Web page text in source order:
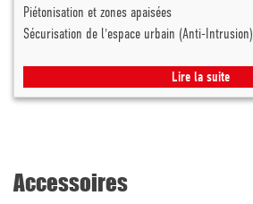
Piétonisation et zones apaisées
Sécurisation de l'espace urbain (Anti-Intrusion)
Lire la suite
Accessoires